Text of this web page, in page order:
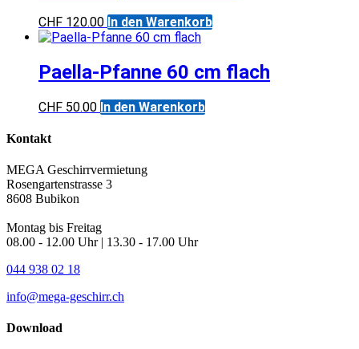
CHF 120.00 In den Warenkorb
Paella-Pfanne 60 cm flach
CHF 50.00 In den Warenkorb
Kontakt
MEGA Geschirrvermietung
Rosengartenstrasse 3
8608 Bubikon
Montag bis Freitag
08.00 - 12.00 Uhr | 13.30 - 17.00 Uhr
044 938 02 18
info@mega-geschirr.ch
Download